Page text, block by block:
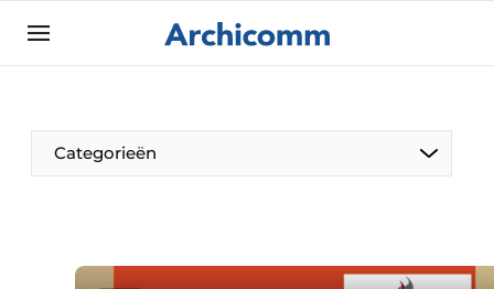
Aanmelden
ArchiComm | Magazine over architectuur,
interieur- & landschapsarchitectuur
Categorieën
De Pen